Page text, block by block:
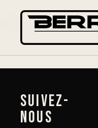
Suivez-
nous